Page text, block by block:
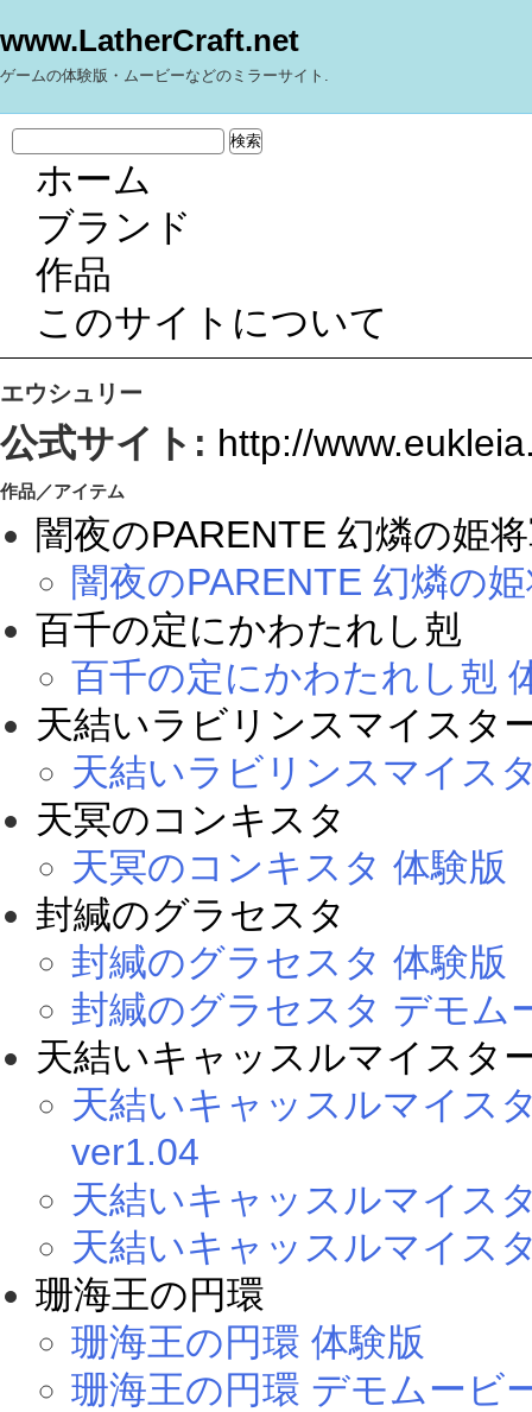
www.LatherCraft.net
ゲームの体験版・ムービーなどのミラーサイト.
ホーム
ブランド
作品
このサイトについて
エウシュリー
公式サイト: http://
作品／アイテム
闇夜のPARENTE 幻燐の姫
闇夜のPARENTE 幻燐の
百千の定にかわたれし剋
百千の定にかわたれし剋
天結いラビリンスマイスタ
天結いラビリンスマイス
天冥のコンキスタ
天冥のコンキスタ 体験版
封緘のグラセスタ
封緘のグラセスタ 体験版
封緘のグラセスタ デモム
天結いキャッスルマイスタ
天結いキャッスルマイス
ver1.04
天結いキャッスルマイス
天結いキャッスルマイス
珊海王の円環
珊海王の円環 体験版
珊海王の円環 デモムービ